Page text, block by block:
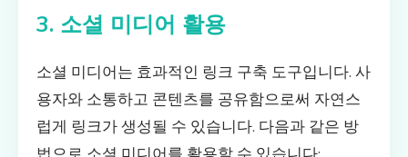
3. 소셜 미디어 활용
소셜 미디어는 효과적인 링크 구축 도구입니다. 사
용자와 소통하고 콘텐츠를 공유함으로써 자연스
럽게 링크가 생성될 수 있습니다. 다음과 같은 방